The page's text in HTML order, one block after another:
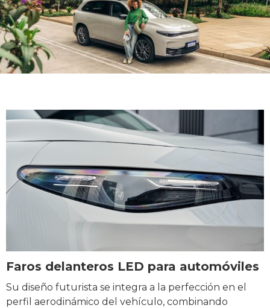
Faros delanteros LED para automóviles
Su diseño futurista se integra a la perfección en el
perfil aerodinámico del vehículo, combinando